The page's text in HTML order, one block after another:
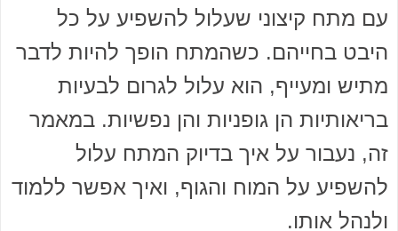
עם מתח קיצוני שעלול להשפיע על כל
היבט בחייהם. כשהמתח הופך להיות לדבר
מתיש ומעייף, הוא עלול לגרום לבעיות
בריאותיות הן גופניות והן נפשיות. במאמר
זה, נעבור על איך בדיוק המתח עלול
להשפיע על המוח והגוף, ואיך אפשר ללמוד
ולנהל אותו.